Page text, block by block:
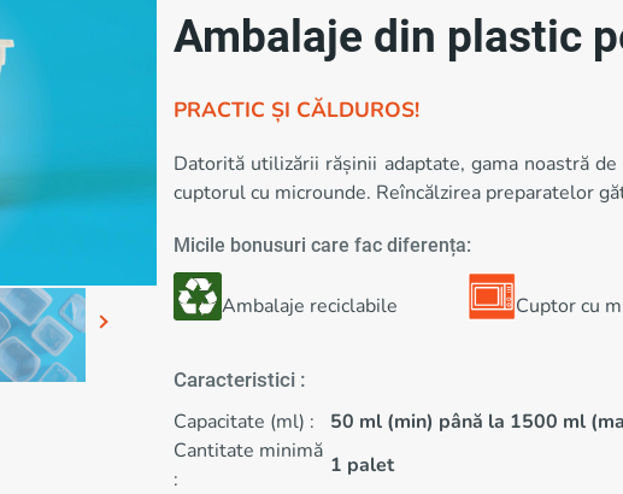
Ambalaje din plastic
PRACTIC ȘI CĂLDUROS!
Datorită utilizării rășinii adaptate, gama noastră
cuptorul cu microunde. Reîncălzirea preparatelor
Micile bonusuri care fac diferența:
Ambalaje reciclabile Cuptor cu
Caracteristici :
Capacitate (ml) :
50 ml (min) până la 1500 ml
Cantitate minimă
:
1 palet